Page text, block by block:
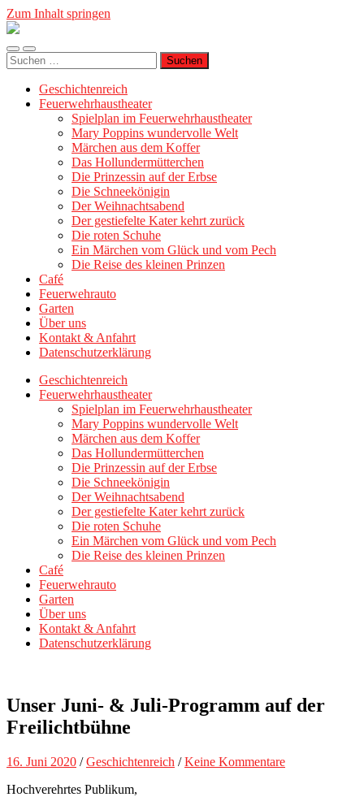
Zum Inhalt springen
Geschichtenreich
Mobile-
Menü
Suchfeld
ein-/ausblenden
Suche
nach:
Geschichtenreich
Feuerwehrhaustheater
Spielplan im Feuerwehrhaustheater
Mary Poppins wundervolle Welt
Märchen aus dem Koffer
Das Hollundermütterchen
Die Prinzessin auf der Erbse
Die Schneekönigin
Der Weihnachtsabend
Der gestiefelte Kater kehrt zurück
Die roten Schuhe
Ein Märchen vom Glück und vom Pech
Die Reise des kleinen Prinzen
Café
Feuerwehrauto
Garten
Über uns
Kontakt & Anfahrt
Datenschutzerklärung
Geschichtenreich
Feuerwehrhaustheater
Spielplan im Feuerwehrhaustheater
Mary Poppins wundervolle Welt
Märchen aus dem Koffer
Das Hollundermütterchen
Die Prinzessin auf der Erbse
Die Schneekönigin
Der Weihnachtsabend
Der gestiefelte Kater kehrt zurück
Die roten Schuhe
Ein Märchen vom Glück und vom Pech
Die Reise des kleinen Prinzen
Café
Feuerwehrauto
Garten
Über uns
Kontakt & Anfahrt
Datenschutzerklärung
Unser Juni- & Juli-Programm auf der
Freilichtbühne
16. Juni 2020 /Geschichtenreich /Keine Kommentare
Hochverehrtes Publikum,